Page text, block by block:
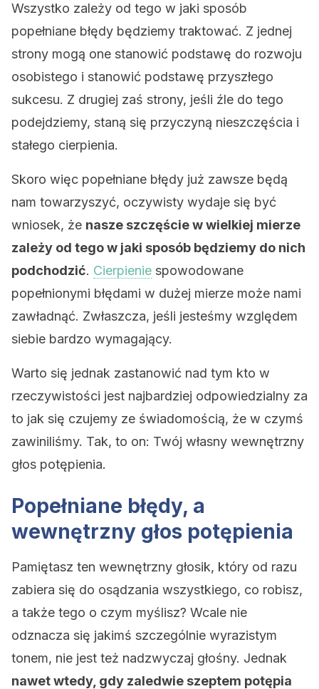
Wszystko zależy od tego w jaki sposób
popełniane błędy będziemy traktować. Z jednej
strony mogą one stanowić podstawę do rozwoju
osobistego i stanowić podstawę przyszłego
sukcesu. Z drugiej zaś strony, jeśli źle do tego
podejdziemy, staną się przyczyną nieszczęścia i
stałego cierpienia.
Skoro więc popełniane błędy już zawsze będą
nam towarzyszyć, oczywisty wydaje się być
wniosek, że nasze szczęście w wielkiej mierze
zależy od tego w jaki sposób będziemy do nich
podchodzić. Cierpienie spowodowane
popełnionymi błędami w dużej mierze może nami
zawładnąć. Zwłaszcza, jeśli jesteśmy względem
siebie bardzo wymagający.
Warto się jednak zastanowić nad tym kto w
rzeczywistości jest najbardziej odpowiedzialny za
to jak się czujemy ze świadomością, że w czymś
zawiniliśmy. Tak, to on: Twój własny wewnętrzny
głos potępienia.
Popełniane błędy, a
wewnętrzny głos potępienia
Pamiętasz ten wewnętrzny głosik, który od razu
zabiera się do osądzania wszystkiego, co robisz,
a także tego o czym myślisz? Wcale nie
odznacza się jakimś szczególnie wyrazistym
tonem, nie jest też nadzwyczaj głośny. Jednak
nawet wtedy, gdy zaledwie szeptem potępia